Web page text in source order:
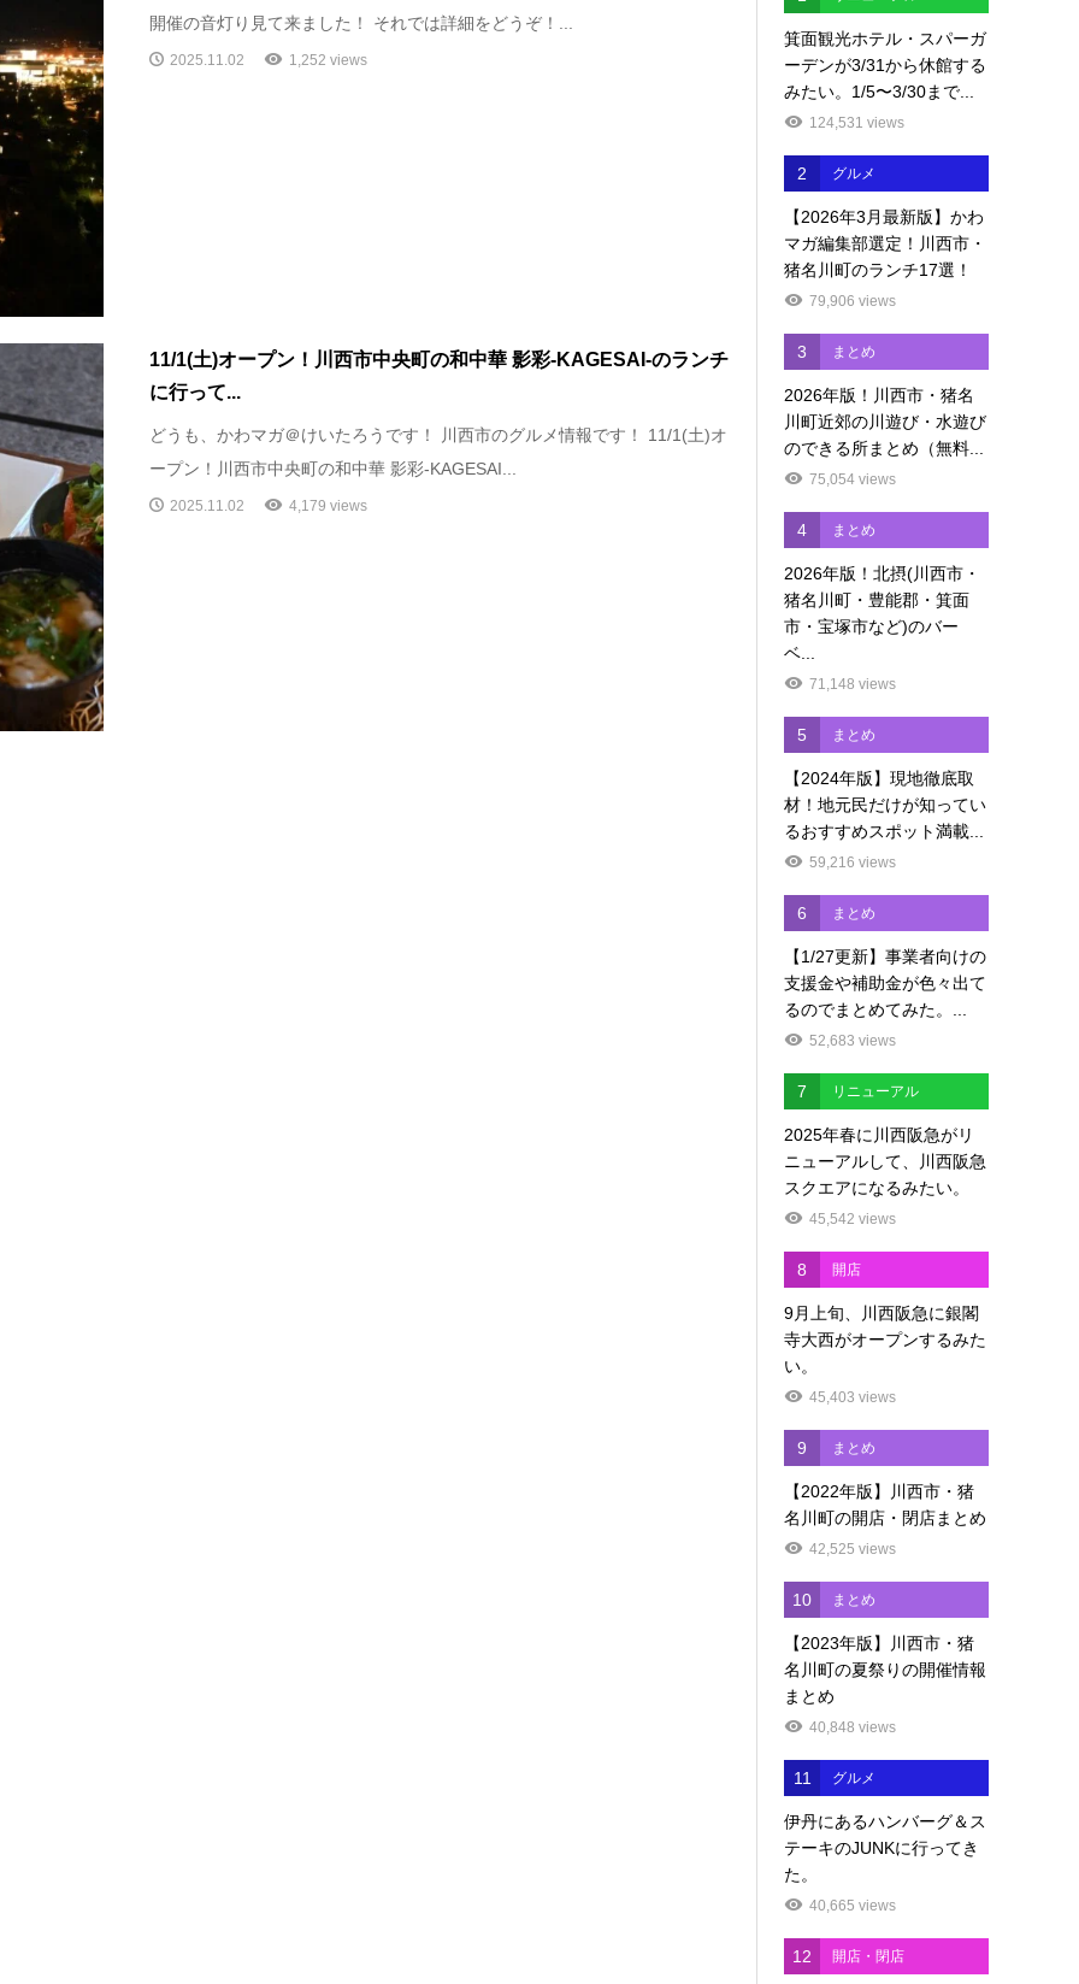
開催の音灯り見て来ました！ それでは詳細をどうぞ！...
2025.11.02 1,252 views
11/1(土)オープン！川西市中央町の和中華 影彩-KAGESAI-のランチ
に行って...
どうも、かわマガ＠けいたろうです！ 川西市のグルメ情報です！ 11/1(土)オ
ープン！川西市中央町の和中華 影彩-KAGESAI...
2025.11.02 4,179 views
箕面観光ホテル・スパーガ
ーデンが3/31から休館する
みたい。1/5〜3/30まで...
124,531 views
2 グルメ
【2026年3月最新版】かわ
マガ編集部選定！川西市・
猪名川町のランチ17選！
79,906 views
3 まとめ
2026年版！川西市・猪名
川町近郊の川遊び・水遊び
のできる所まとめ（無料...
75,054 views
4 まとめ
2026年版！北摂(川西市・
猪名川町・豊能郡・箕面
市・宝塚市など)のバー
ベ...
71,148 views
5 まとめ
【2024年版】現地徹底取
材！地元民だけが知ってい
るおすすめスポット満載...
59,216 views
6 まとめ
【1/27更新】事業者向けの
支援金や補助金が色々出て
るのでまとめてみた。...
52,683 views
7 リニューアル
2025年春に川西阪急がリ
ニューアルして、川西阪急
スクエアになるみたい。
45,542 views
8 開店
9月上旬、川西阪急に銀閣
寺大西がオープンするみた
い。
45,403 views
9 まとめ
【2022年版】川西市・猪
名川町の開店・閉店まとめ
42,525 views
10 まとめ
【2023年版】川西市・猪
名川町の夏祭りの開催情報
まとめ
40,848 views
11 グルメ
伊丹にあるハンバーグ＆ス
テーキのJUNKに行ってき
た。
40,665 views
12 開店・閉店